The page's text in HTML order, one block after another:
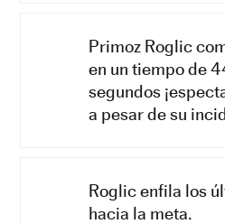
Primoz Roglic
en un tiempo de
segundos
a pesar de su
Roglic enfila los
hacia la meta.